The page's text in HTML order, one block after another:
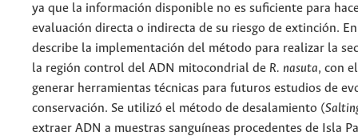
ya que la información disponible no es suficiente para
evaluación directa o indirecta de su riesgo de extinción.
describe la implementación del método para realizar la
la región control del ADN mitocondrial de R. nasuta, con
generar herramientas técnicas para futuros estudios de
conservación. Se utilizó el método de desalamiento (
extraer ADN a muestras sanguíneas procedentes de Isla